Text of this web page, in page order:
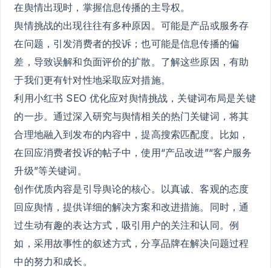
在舆情出现时，掌握信息传播的主导权。
舆情挑战的出现往往有多种原因。可能是产品或服务存
在问题，引发消费者的投诉；也可能是信息传播的偏
差，导致误解和负面评价的扩散。了解这些原因，有助
于我们更有针对性地采取应对措施。
利用小红书 SEO 优化应对舆情挑战，关键词布局是关键
的一步。通过深入研究与舆情相关的热门关键词，将其
合理地融入到发布的内容中，提高搜索匹配度。比如，
在回应消费者投诉的帖子中，使用“产品改进”“客户服务
升级”等关键词。
创作优质内容是引导舆论的核心。以真诚、客观的态度
回应舆情，提供详细的解决方案和改进措施。同时，通
过生动有趣的表达方式，吸引用户的关注和认同。例
如，采用故事性的叙述方式，分享品牌在解决问题过程
中的努力和成长。